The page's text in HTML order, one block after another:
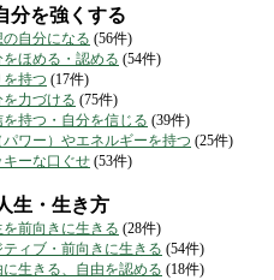
分を強くする
の自分になる (56件)
をほめる・認める (54件)
を持つ (17件)
を力づける (75件)
を持つ・自分を信じる (39件)
パワー）やエネルギーを持つ (25件)
キーな口ぐせ (53件)
生・生き方
を前向きに生きる (28件)
ティブ・前向きに生きる (54件)
に生きる、自由を認める (18件)